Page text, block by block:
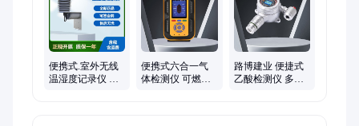
曼黑度仪、测定油烟、恒湿半自动、烟气分析仪、路恒流大气、
检测分析仪、烟气黑度仪、生化需氧量、口罩颗粒物
便携式.室外无线
温湿度记录仪 高
便携式六合一气
体检测仪 可燃气
路博建业 便捷式
乙酸检测仪 多级